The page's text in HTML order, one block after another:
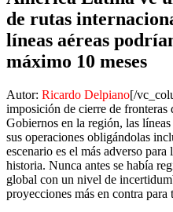
de rutas
líneas aéreas
máximo 10 meses
Autor: Ricardo Delpiano[/
imposición de cierre de fronteras
Gobiernos en la región, las
sus operaciones obligándolas
escenario es el más adverso para
historia. Nunca antes se había
global con un nivel de
proyecciones más en contra para